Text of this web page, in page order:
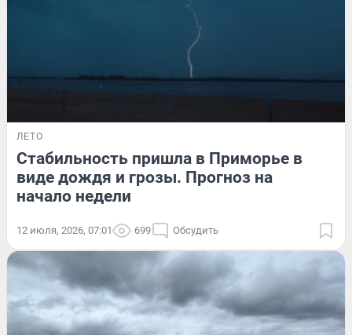
ЛЕТО
Стабильность пришла в Приморье в
виде дождя и грозы. Прогноз на
начало недели
12 июля, 2026, 07:01 699 Обсудить